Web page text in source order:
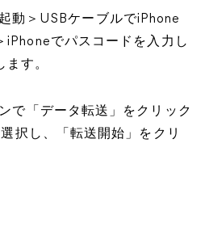
動＞USBケーブルでiPhone
iPhoneでパスコードを入力し
す。
で「データ転送」をクリック
択し、「転送開始」をクリ